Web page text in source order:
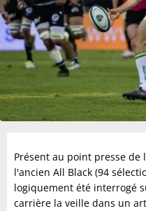
Présent au point presse de
l'ancien All Black (94
logiquement été interrogé
carrière la veille dans un